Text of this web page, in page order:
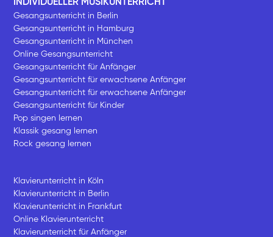
INDIVIDUELLER MUSIKUNTERRICHT
Gesangsunterricht in Berlin
Gesangsunterricht in Hamburg
Gesangsunterricht in München
Online Gesangsunterricht
Gesangsunterricht für Anfänger
Gesangsunterricht für erwachsene Anfänger
Gesangsunterricht für erwachsene Anfänger
Gesangsunterricht für Kinder
Pop singen lernen
Klassik gesang lernen
Rock gesang lernen
Klavierunterricht in Köln
Klavierunterricht in Berlin
Klavierunterricht in Frankfurt
Online Klavierunterricht
Klavierunterricht für Anfänger